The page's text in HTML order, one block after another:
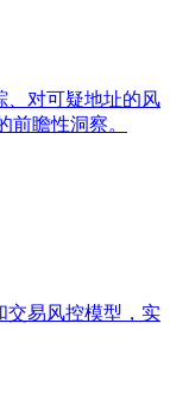
、对可疑地址的风
瞻性洞察。
交易风控模型，实